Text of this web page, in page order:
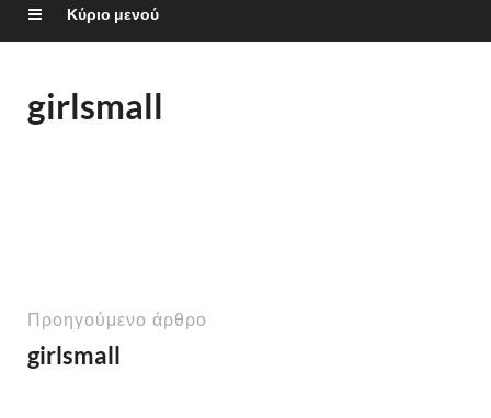
Κύριο μενού
girlsmall
Προηγούμενο άρθρο
girlsmall